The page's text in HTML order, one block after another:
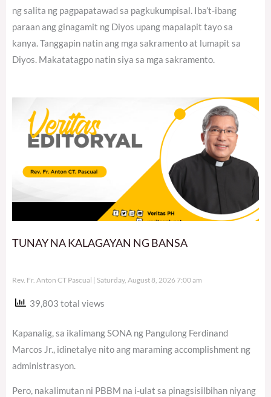
ng salita ng pagpapatawad sa pagkukumpisal. Iba’t-ibang
paraan ang ginagamit ng Diyos upang mapalapit tayo sa
kanya. Tanggapin natin ang mga sakramento at lumapit sa
Diyos. Makatatagpo natin siya sa mga sakramento.
TUNAY NA KALAGAYAN NG BANSA
Rev. Fr. Anton CT Pascual Saturday, August 8, 2026 7:00 am
39,803 total views
Kapanalig, sa ikalimang SONA ng Pangulong Ferdinand
Marcos Jr., idinetalye nito ang maraming accomplishment ng
administrasyon.
Pero, nakalimutan ni PBBM na i-ulat sa pinagsisilbihan niyang